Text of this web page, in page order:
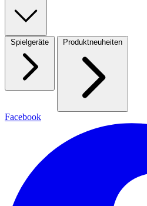
Spielgeräte Produktneuheiten
Facebook